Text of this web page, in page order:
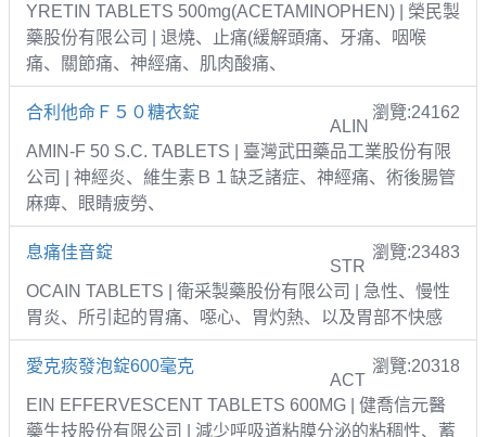
YRETIN TABLETS 500mg(ACETAMINOPHEN) | 榮民製
藥股份有限公司 | 退燒、止痛(緩解頭痛、牙痛、咽喉
痛、關節痛、神經痛、肌肉酸痛、
合利他命Ｆ５０糖衣錠 瀏覽:24162
ALIN
AMIN-F 50 S.C. TABLETS | 臺灣武田藥品工業股份有限
公司 | 神經炎、維生素Ｂ１缺乏諸症、神經痛、術後腸管
麻痺、眼睛疲勞、
息痛佳音錠 瀏覽:23483
STR
OCAIN TABLETS | 衛采製藥股份有限公司 | 急性、慢性
胃炎、所引起的胃痛、噁心、胃灼熱、以及胃部不快感
愛克痰發泡錠600毫克 瀏覽:20318
ACT
EIN EFFERVESCENT TABLETS 600MG | 健喬信元醫
藥生技股份有限公司 | 減少呼吸道粘膜分泌的粘稠性、蓄